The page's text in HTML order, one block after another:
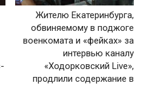
Жителю Екатеринбурга,
обвиняемому в поджоге
военкомата и «фейках» за
интервью каналу
«Ходорковский Live»,
продлили содержание в